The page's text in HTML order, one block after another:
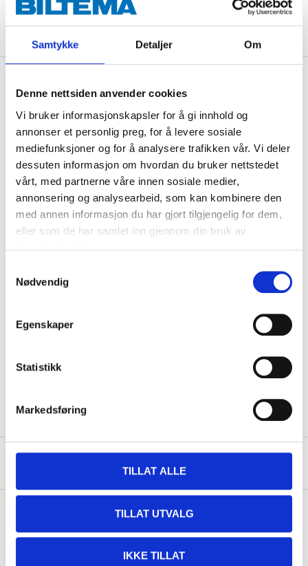
Samtykke Detaljer Om
Denne nettsiden anvender cookies
Vi bruker informasjonskapsler for å gi innhold og
annonser et personlig preg, for å levere sosiale
mediefunksjoner og for å analysere trafikken vår. Vi deler
dessuten informasjon om hvordan du bruker nettstedet
vårt, med partnerne våre innen sosiale medier,
annonsering og analysearbeid, som kan kombinere den
med annen informasjon du har gjort tilgjengelig for dem,
eller som de har samlet inn gjennom din bruk av
Nødvendig
Egenskaper
Statistikk
Markedsføring
TILLAT ALLE
TILLAT UTVALG
IKKE TILLAT
Hexagonal nut for indoor and outdoor use.
Technical specifications
Size
M6
Material Acid resistant stainless
Standard
About the manufacturer